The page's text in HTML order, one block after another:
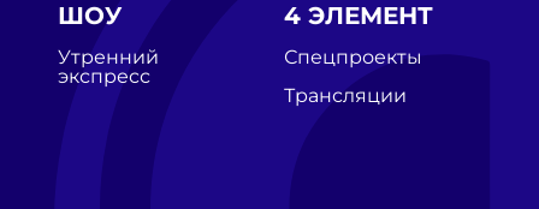
ШОУ
Утренний
экспресс
4 ЭЛЕМЕНТ
Спецпроекты
Трансляции